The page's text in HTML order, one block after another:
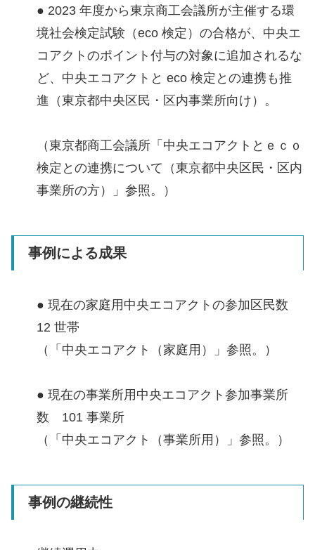
● 2023 年度から東京商工会議所が主催する環
境社会検定試験（eco 検定）の合格が、中央エ
コアクトのポイント付与の対象に追加されるな
ど、中央エコアクトと eco 検定との連携も推
進（東京都中央区民・区内事業所向け）。
（東京都商工会議所「中央エコアクトとｅｃｏ
検定との連携について（東京都中央区民・区内
事業所の方）」参照。）
事例による成果
● 現在の家庭用中央エコアクトの参加区民数
12 世帯
（「中央エコアクト（家庭用）」参照。）
● 現在の事業所用中央エコアクト参加事業所
数 101 事業所
（「中央エコアクト（事業所用）」参照。）
事例の継続性